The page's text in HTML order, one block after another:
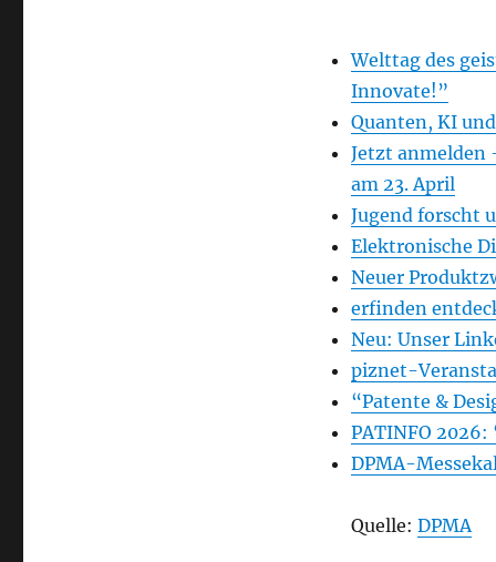
Welttag des
Innovate!”
Quanten, KI
Jetzt anmelden
am 23. April
Jugend forscht
Elektronische
Neuer
erfinden
Neu: Unser
piznet-
“Patente &
PATINFO
DPMA-
Quelle: DPMA